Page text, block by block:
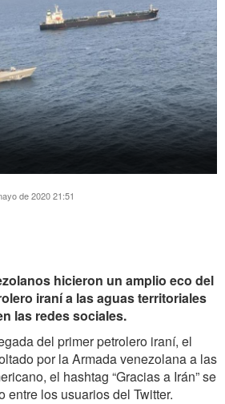
de 2020 21:51
hicieron un amplio eco del
iraní a las aguas territoriales
las redes sociales.
del primer petrolero iraní, el
por la Armada venezolana a las
el hashtag “Gracias a Irán” se
entre los usuarios del Twitter.